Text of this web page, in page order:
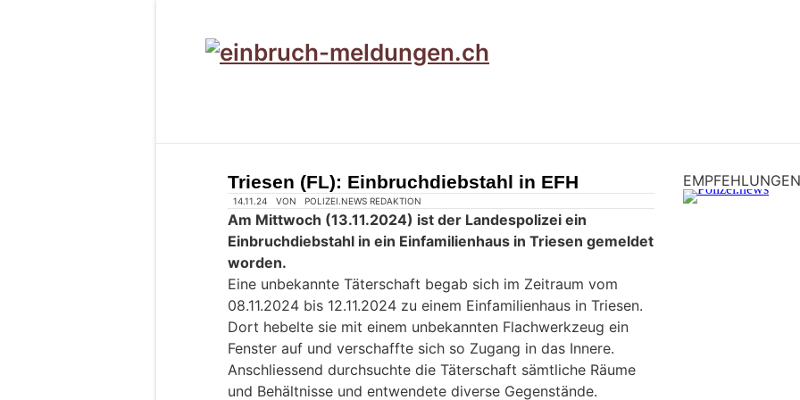
Triesen (FL): Einbruchdiebstahl in EFH
14.11.24 VON POLIZEI.NEWS REDAKTION
Am Mittwoch (13.11.2024) ist der Landespolizei ein
Einbruchdiebstahl in ein Einfamilienhaus in Triesen gemeldet
worden.
Eine unbekannte Täterschaft begab sich im Zeitraum vom
08.11.2024 bis 12.11.2024 zu einem Einfamilienhaus in Triesen.
Dort hebelte sie mit einem unbekannten Flachwerkzeug ein
Fenster auf und verschaffte sich so Zugang in das Innere.
Anschliessend durchsuchte die Täterschaft sämtliche Räume
und Behältnisse und entwendete diverse Gegenstände.
EMPFEHLUNGEN